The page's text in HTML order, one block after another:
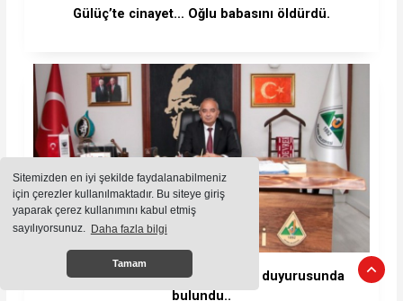
Sitemizden en iyi şekilde faydalanabilmeniz
için çerezler kullanılmaktadır. Bu siteye giriş
yaparak çerez kullanımını kabul etmiş
sayılıyorsunuz. Daha fazla bilgi
Tamam
Gülüç’te cinayet… Oğlu babasını öldürdü.
Bozkurt personeli hakkında suç duyurusunda
bulundu..